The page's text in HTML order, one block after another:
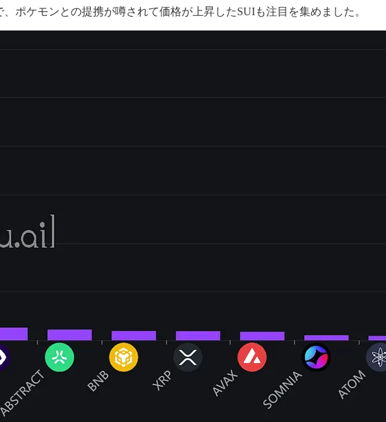
ポケモンとの提携が噂されて価格が上昇したSUIも注目を集めました。